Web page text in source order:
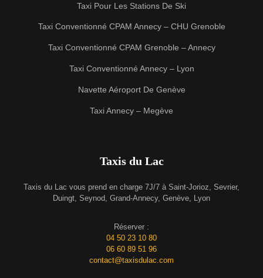
Taxi Pour Les Stations De Ski
Taxi Conventionné CPAM Annecy – CHU Grenoble
Taxi Conventionné CPAM Grenoble – Annecy
Taxi Conventionné Annecy – Lyon
Navette Aéroport De Genève
Taxi Annecy – Megève
Taxis du Lac
Taxis du Lac vous prend en charge 7J/7 à Saint-Jorioz, Sevrier,
Duingt, Seynod, Grand-Annecy, Genève, Lyon
Réserver :
04 50 23 10 80
06 60 89 51 96
contact@taxisdulac.com